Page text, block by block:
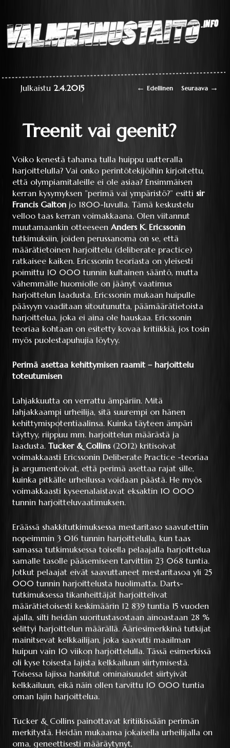
Valmennustaito.info
liikkumisen
perustaitojen
videokirjasto
Artikkelien selaus
← Edellinen Seuraava →
Treenit vai geenit?
Julkaistu 2.4.2015
Voiko kenestä tahansa tulla huippu uutteralla
harjoittelulla? Vai onko perintötekijöihin kirjoitettu,
että olympiamitaleille ei ole asiaa? Ensimmäisen
kerran kysymyksen ”perimä vai ympäristö?” esitti sir
Francis Galton jo 1800-luvulla. Tämä keskustelu
velloo taas kerran voimakkaana. Olen viitannut
muutamaankin otteeseen Anders K. Ericssonin
tutkimuksiin, joiden perussanoma on se, että
määrätietoinen harjoittelu (deliberate practice)
ratkaisee kaiken. Ericssonin teoriasta on yleisesti
poimittu 10 000 tunnin kultainen sääntö, mutta
vähemmälle huomiolle on jäänyt vaatimus
harjoittelun laadusta. Ericssonin mukaan huipulle
pääsyyn vaaditaan sitoutunutta, päämäärätietoista
harjoittelua, joka ei aina ole hauskaa. Ericssonin
teoriaa kohtaan on esitetty kovaa kritiikkiä, jos tosin
myös puolestapuhujia löytyy.
Perimä asettaa kehittymisen raamit – harjoittelu
toteutumisen
Lahjakkuutta on verrattu ämpäriin. Mitä
lahjakkaampi urheilija, sitä suurempi on hänen
kehittymispotentiaalinsa. Kuinka täyteen ämpäri
täyttyy, riippuu mm. harjoittelun määrästä ja
laadusta. Tucker & Collins(2012) kritisoivat
voimakkaasti Ericssonin Deliberate Practice -teoriaa
ja argumentoivat, että perimä asettaa rajat sille,
kuinka pitkälle urheilussa voidaan päästä. He myös
voimakkaasti kyseenalaistavat eksaktin 10 000
tunnin harjoitteluvaatimuksen.
Eräässä shakkitutkimuksessa mestaritaso saavutettiin
nopeimmin 3 016 tunnin harjoittelulla, kun taas
samassa tutkimuksessa toisella pelaajalla harjoittelua
samalle tasolle pääsemiseen tarvittiin 23 068 tuntia.
Jotkut pelaajat eivät saavuttaneet mestaritasoa yli 25
000 tunnin harjoittelusta huolimatta. Darts-
tutkimuksessa tikanheittäjät harjoittelivat
määrätietoisesti keskimäärin 12 839 tuntia 15 vuoden
ajalla, silti heidän suoritustasostaan ainoastaan 28 %
selittyi harjoittelun määrällä. Ääriesimerkkinä tutkijat
mainitsevat kelkkailijan, joka saavutti maailman
huipun vain 10 viikon harjoittelulla. Tässä esimerkissä
oli kyse toisesta lajista kelkkailuun siirtymisestä.
Toisessa lajissa hankitut ominaisuudet siirtyivät
kelkkailuun, eikä näin ollen tarvittu 10 000 tuntia
oman lajin harjoittelua.
Tucker & Collins painottavat kritiikissään perimän
merkitystä. Heidän mukaansa jokaisella urheilijalla on
oma, geneettisesti määräytynyt,